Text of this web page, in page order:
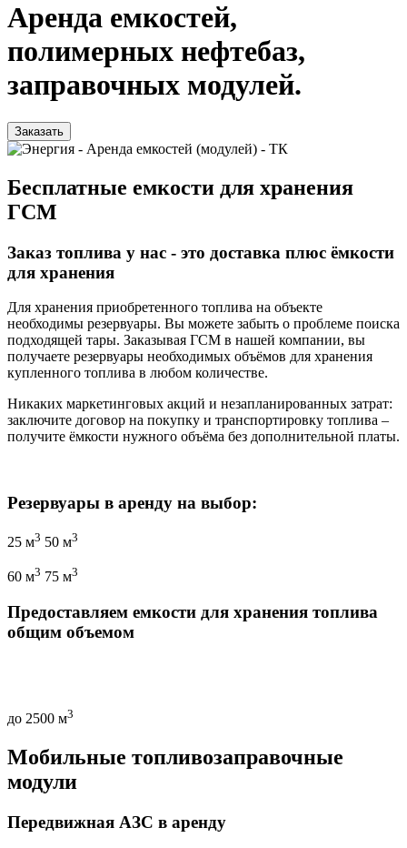
Аренда емкостей,
полимерных нефтебаз,
заправочных модулей.
Заказать
Бесплатные емкости для хранения
ГСМ
Заказ топлива у нас - это доставка плюс ёмкости
для хранения
Для хранения приобретенного топлива на объекте
необходимы резервуары. Вы можете забыть о проблеме поиска
подходящей тары. Заказывая ГСМ в нашей компании, вы
получаете резервуары необходимых объёмов для хранения
купленного топлива в любом количестве.
Никаких маркетинговых акций и незапланированных затрат:
заключите договор на покупку и транспортировку топлива –
получите ёмкости нужного объёма без дополнительной платы.
Резервуары в аренду на выбор:
25 м3 50 м3
60 м3 75 м3
Предоставляем емкости для хранения топлива
общим объемом
до 2500 м3
Мобильные топливозаправочные
модули
Передвижная АЗС в аренду